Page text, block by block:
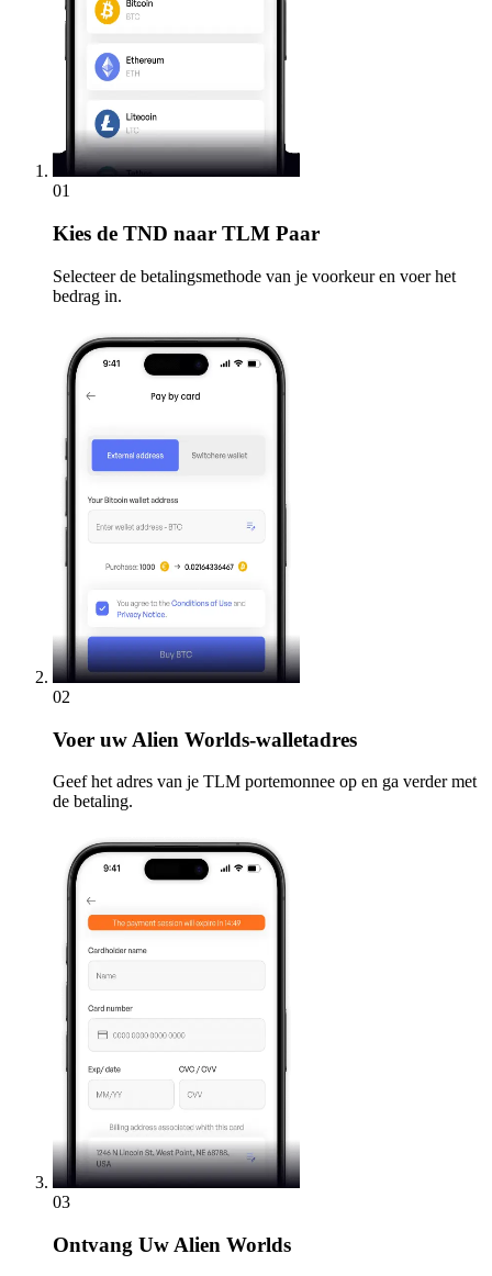
01
Kies de TND naar TLM Paar
Selecteer de betalingsmethode van je voorkeur en voer het
bedrag in.
02
Voer uw Alien Worlds-walletadres
Geef het adres van je TLM portemonnee op en ga verder met
de betaling.
03
Ontvang Uw Alien Worlds